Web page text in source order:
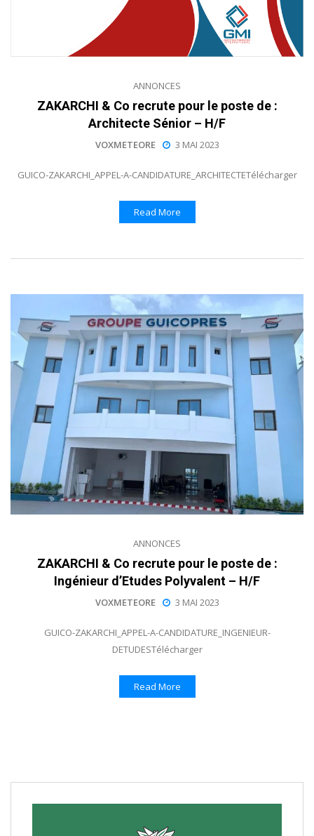
ANNONCES
ZAKARCHI & Co recrute pour le poste de :
Architecte Sénior – H/F
VOXMETEORE 3 MAI 2023
GUICO-ZAKARCHI_APPEL-A-CANDIDATURE_ARCHITECTETélécharger
Read More
ANNONCES
ZAKARCHI & Co recrute pour le poste de :
Ingénieur d’Etudes Polyvalent – H/F
VOXMETEORE 3 MAI 2023
GUICO-ZAKARCHI_APPEL-A-CANDIDATURE_INGENIEUR-
DETUDESTélécharger
Read More